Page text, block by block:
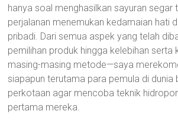
hanya soal menghasilkan sayuran segar
perjalanan menemukan kedamaian hati
pribadi. Dari semua aspek yang telah
pemilihan produk hingga kelebihan serta
masing-masing metode—saya
siapapun terutama para pemula di dunia
perkotaan agar mencoba teknik
pertama mereka.